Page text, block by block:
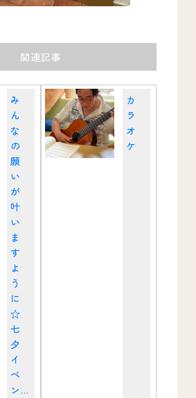
関連記事
み
ん
な
の
願
い
が
叶
い
ま
す
よ
う
に
☆
七
夕
イ
ベ
ン...
カ
ラ
オ
ケ